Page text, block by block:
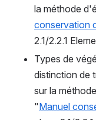
la méthode
conservation
2.1/2.2.1
Types de
distinction de
sur la
"Manuel